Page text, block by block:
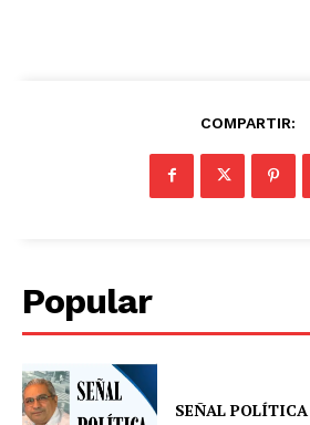
COMPARTIR:
Popular
SEÑAL POLÍTICA